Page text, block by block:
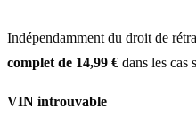
Indépendamment du droit de
complet de 14,99 € dans les cas
VIN introuvable